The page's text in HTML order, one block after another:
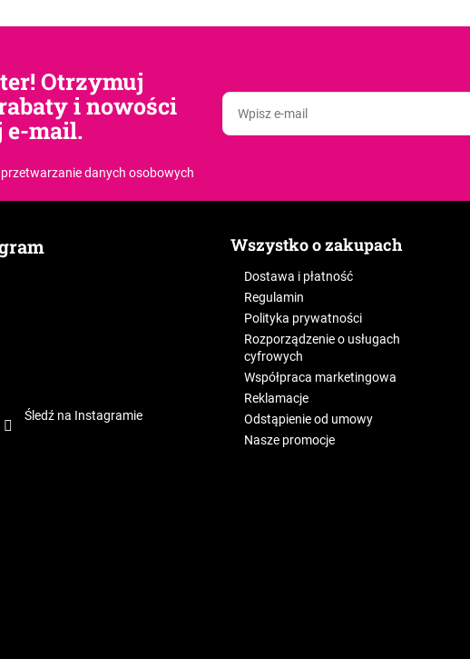
Otrzymuj
i nowości
e-mail.
danych osobowych
Śledź na Instagramie
Wszystko o zakupach
Dostawa i płatność
Regulamin
Polityka prywatności
Rozporządzenie o usługach
cyfrowych
Współpraca marketingowa
Reklamacje
Odstąpienie od umowy
Nasze promocje